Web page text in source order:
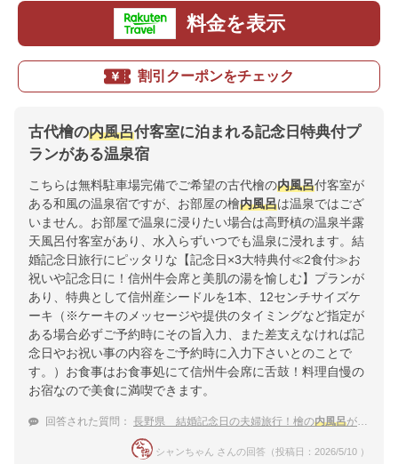
料金を表示
割引クーポンをチェック
古代檜の内風呂付客室に泊まれる記念日特典付プ
ランがある温泉宿
こちらは無料駐車場完備でご希望の古代檜の内風呂付客室が
ある和風の温泉宿ですが、お部屋の檜内風呂は温泉ではござ
いません。お部屋で温泉に浸りたい場合は高野槙の温泉半露
天風呂付客室があり、水入らずいつでも温泉に浸れます。結
婚記念日旅行にピッタリな【記念日×3大特典付≪2食付≫お
祝いや記念日に！信州牛会席と美肌の湯を愉しむ】プランが
あり、特典として信州産シードルを1本、12センチサイズケ
ーキ（※ケーキのメッセージや提供のタイミングなど指定が
ある場合必ずご予約時にその旨入力、また差支えなければ記
念日やお祝い事の内容をご予約時に入力下さいとのことで
す。）お食事はお食事処にて信州牛会席に舌鼓！料理自慢の
お宿なので美食に満喫できます。
回答された質問： 長野県 結婚記念日の夫婦旅行！檜の内風呂がある客室に泊まれる温泉宿
シャンちゃん さんの回答（投稿日：2026/5/10 ）